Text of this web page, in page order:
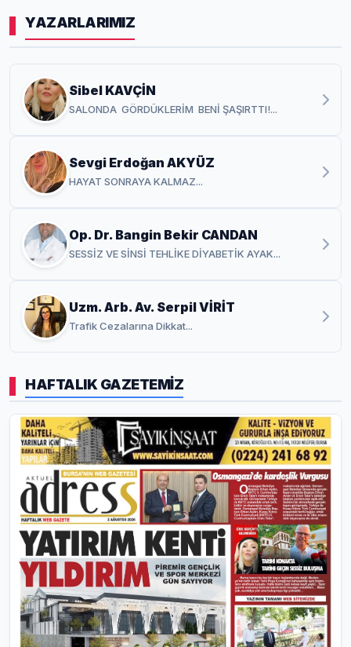
YAZARLARIMIZ
Sibel KAVÇİN
SALONDA GÖRDÜKLERİM BENİ ŞAŞIRTTI!...
Sevgi Erdoğan AKYÜZ
HAYAT SONRAYA KALMAZ...
Op. Dr. Bangin Bekir CANDAN
SESSİZ VE SİNSİ TEHLİKE DİYABETİK AYAK...
Uzm. Arb. Av. Serpil VİRİT
Trafik Cezalarına Dikkat...
HAFTALIK GAZETEMİZ